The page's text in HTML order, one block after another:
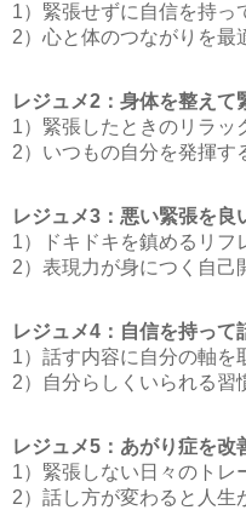
1）緊張せずに自信を持っ
2）心と体のつながりを最
レジュメ2：身体を整えて
1）緊張したときのリラッ
2）いつもの自分を発揮す
レジュメ3：悪い緊張を良
1）ドキドキを鎮めるリフ
2）表現力が身につく自己
レジュメ4：自信を持って
1）話す内容に自分の軸を
2）自分らしくいられる習
レジュメ5：あがり症を改
1）緊張しない日々のトレ
2）話し方が変わると人生